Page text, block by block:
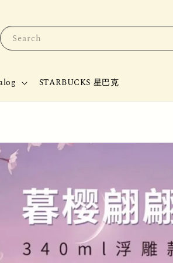
Search
STARBUCKS 星巴克